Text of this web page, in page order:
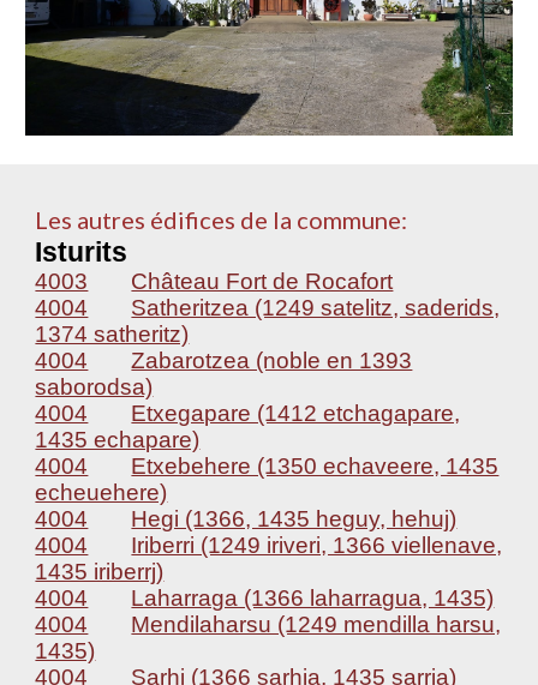
Les autres édifices de la commune:
Isturits
4003
Château Fort de Rocafort
4004
Satheritzea (1249 satelitz, saderids,
1374 satheritz)
4004
Zabarotzea (noble en 1393
saborodsa)
4004
Etxegapare (1412 etchagapare,
1435 echapare)
4004
Etxebehere (1350 echaveere, 1435
echeuehere)
4004
Hegi (1366, 1435 heguy, hehuj)
4004
Iriberri (1249 iriveri, 1366 viellenave,
1435 iriberrj)
4004
Laharraga (1366 laharragua, 1435)
4004
Mendilaharsu (1249 mendilla harsu,
1435)
4004
Sarhi (1366 sarhia, 1435 sarria)